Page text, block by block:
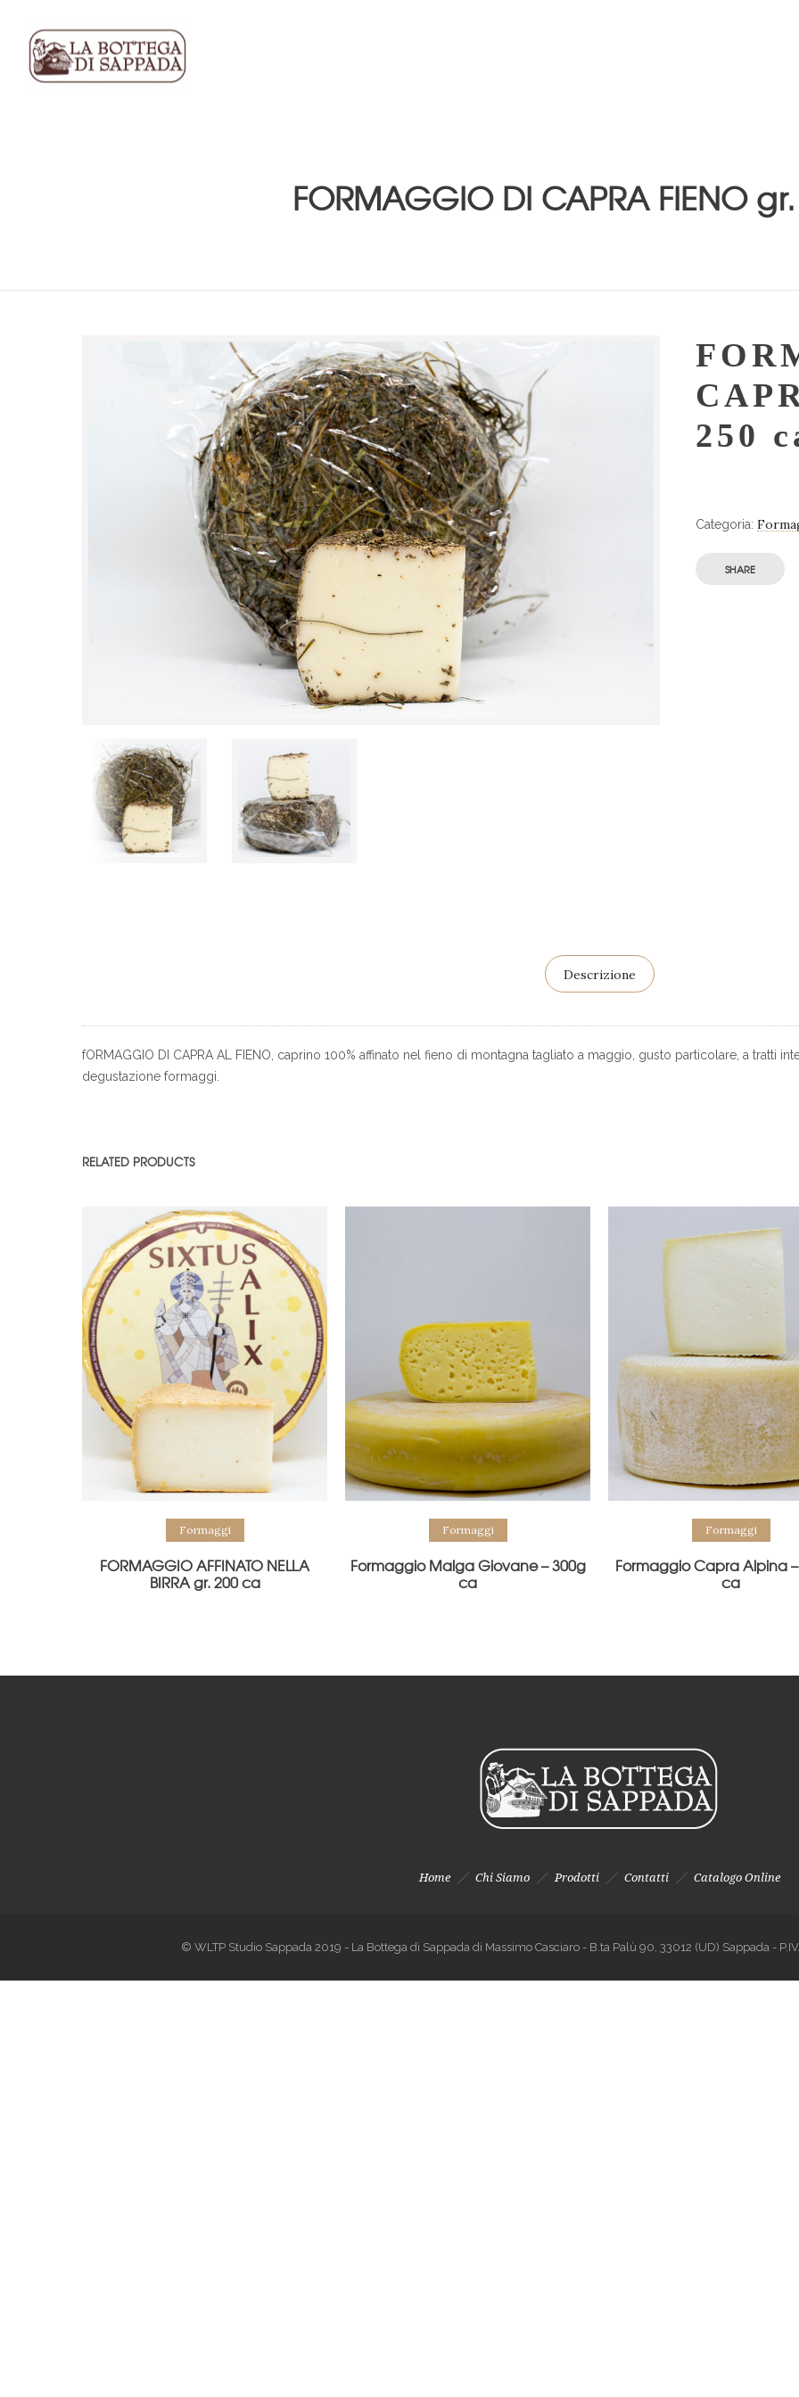
FORMAGGIO DI CAPRA FIENO
250
Categoria:
SHARE
Descrizione
fORMAGGIO DI CAPRA AL FIENO, caprino 100% affinato nel fieno di montagna tagliato a maggio, gusto particolare, a tratti
degustazione formaggi.
RELATED PRODUCTS
Formaggi
FORMAGGIO AFFINATO NELLA
BIRRA gr. 200 ca
Formaggi
Formaggio Malga Giovane – 300g
ca
Formaggi
Formaggio Capra Alpina
ca
Home Chi Siamo Prodotti Contatti Catalogo Online
© WLTP Studio Sappada 2019 - La Bottega di Sappada di Massimo Casciaro - B.ta Palù 90, 33012 (UD) Sappada -